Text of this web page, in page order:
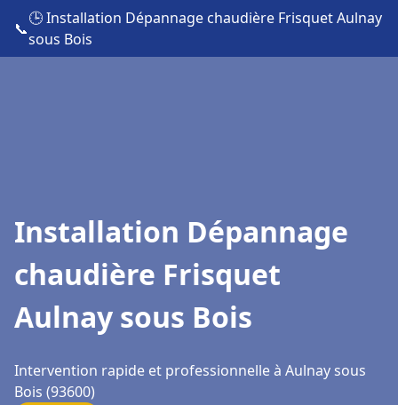
📞
🕒 Installation Dépannage chaudière Frisquet Aulnay
sous Bois
Installation Dépannage
chaudière Frisquet
Aulnay sous Bois
Intervention rapide et professionnelle à Aulnay sous
Bois (93600)